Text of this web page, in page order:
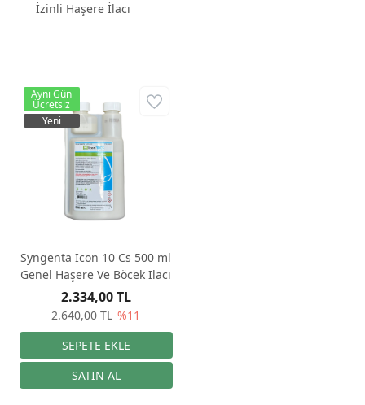
İzinli Haşere İlacı
Syngenta Icon 10 Cs 500 ml
Genel Haşere Ve Böcek Ilacı
2.640,00 TL %11
2.334,00 TL
Aynı Gün
Ücretsiz
Yeni